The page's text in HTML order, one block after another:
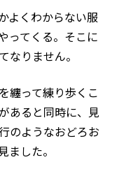
よくわからない服
ってくる。そこに
なりません。
纏って練り歩くこ
あると同時に、見
のようなおどろお
ました。